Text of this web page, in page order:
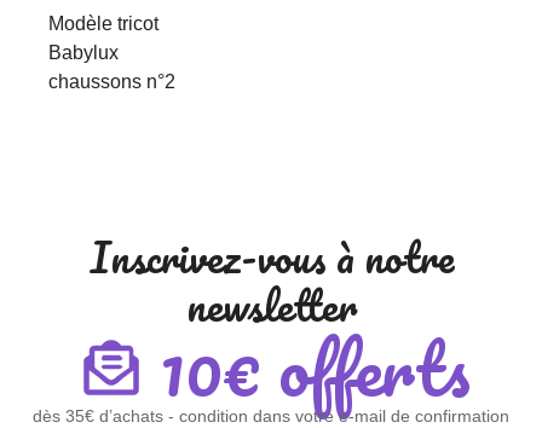
Modèle tricot
Babylux
chaussons n°2
Inscrivez-vous à notre
newsletter
10€ offerts
dès 35€ d’achats - condition dans votre e-mail de confirmation